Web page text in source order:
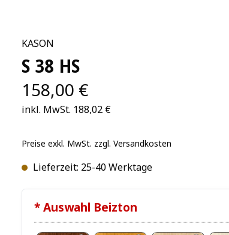
KASON
S 38 HS
158,00 €
inkl. MwSt. 188,02 €
Preise exkl. MwSt. zzgl. Versandkosten
Lieferzeit: 25-40 Werktage
* Auswahl Beizton